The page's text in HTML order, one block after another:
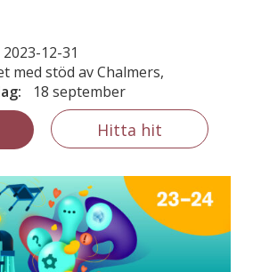
2023-12-31
med stöd av Chalmers,
18 september
Hitta hit